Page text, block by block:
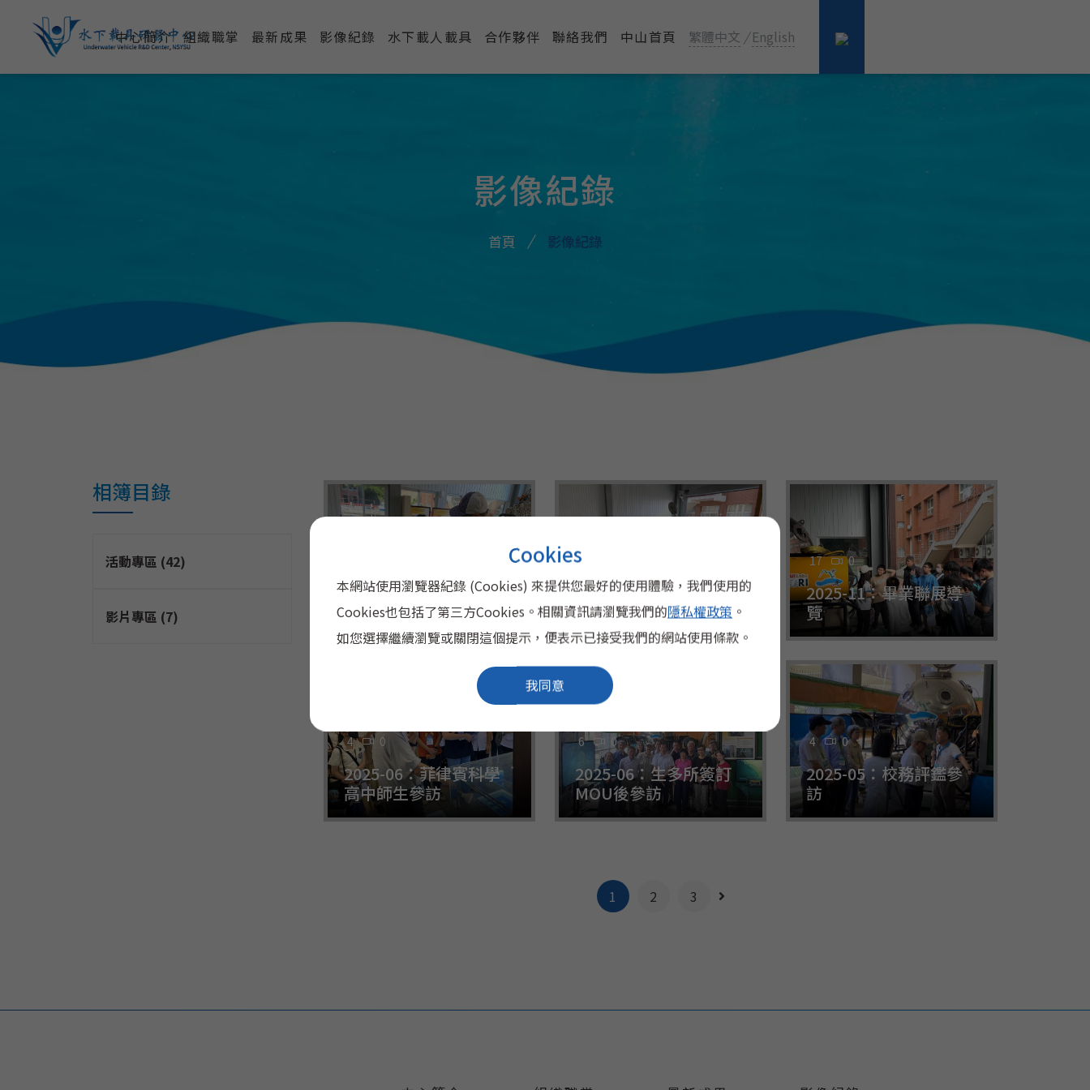
中心簡介 組織職掌 最新成果 影像紀錄 水下載人載具 合作夥伴 聯絡我們 中山首頁 繁體中文 / English
影像紀錄
首頁 影像紀錄
相簿目錄
活動專區 (42)
影片專區 (7)
2026-06：三民國中參
訪
4 0
2024-12：校務評鑑
17 0
2025-11：畢業聯展導
覽
4 0
2025-06：菲律賓科學
高中師生參訪
6 0
2025-06：生多所簽訂
MOU後參訪
4 0
2025-05：校務評鑑參
訪
1 2 3
Cookies
本網站使用瀏覽器紀錄 (Cookies) 來提供您最好的使用體驗，我們使用的
Cookies也包括了第三方Cookies。相關資訊請瀏覽我們的隱私權政策 。
如您選擇繼續瀏覽或關閉這個提示，便表示已接受我們的網站使用條款。
我同意